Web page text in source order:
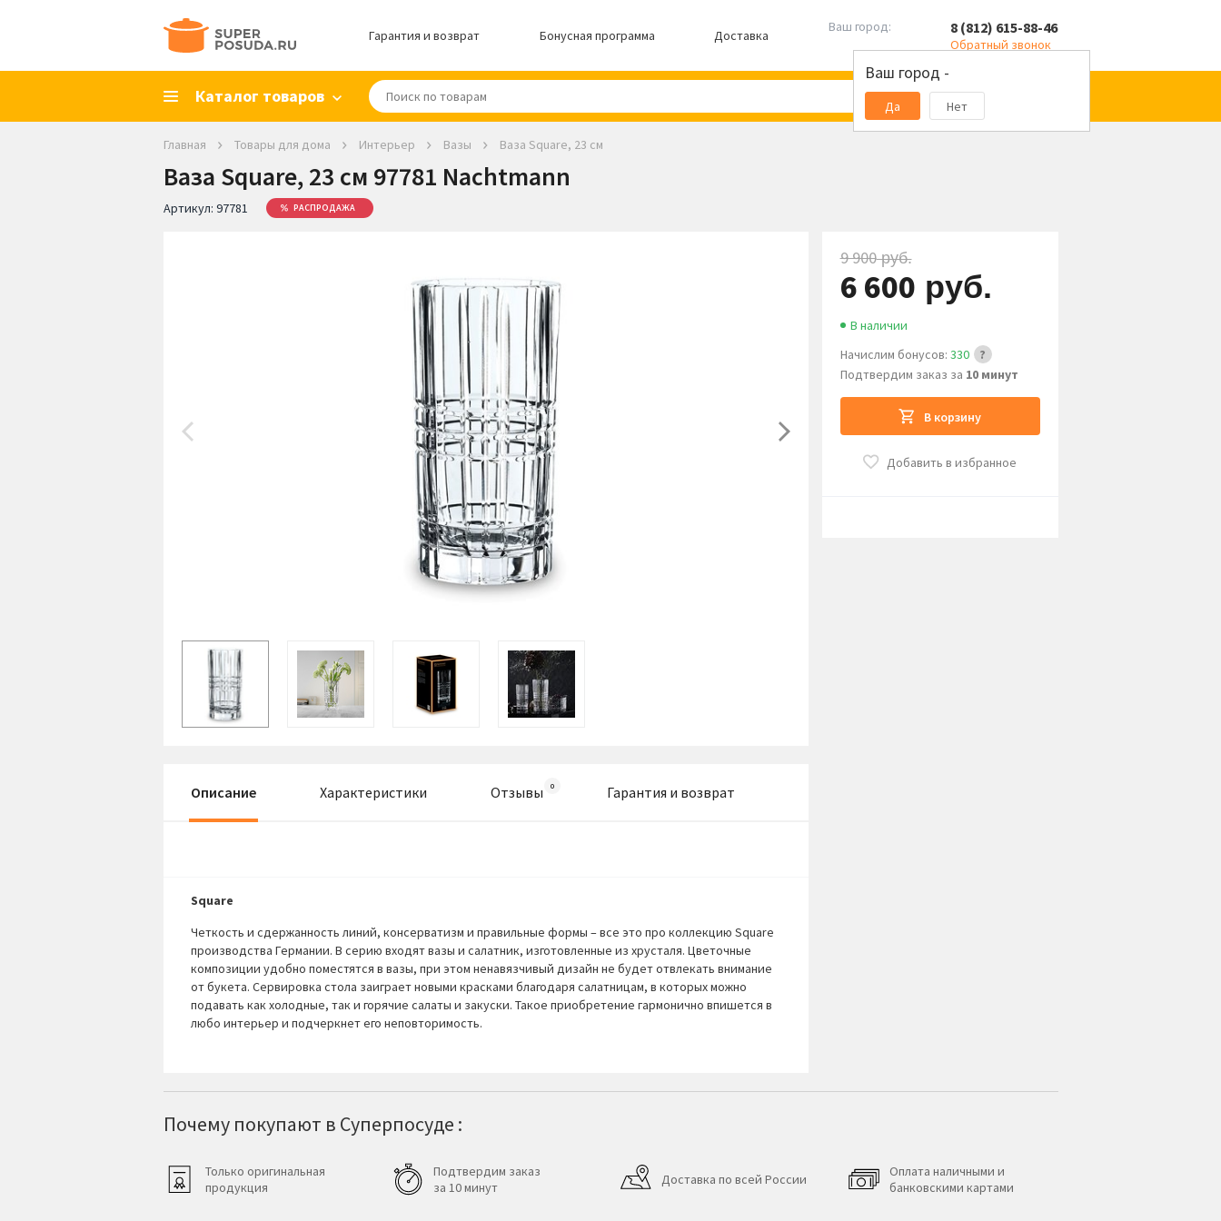
Гарантия и возврат Бонусная программа Доставка
Ваш город:
Ваш город -
Да Нет
8 (812) 615-88-46
Обратный звонок
Каталог товаров
Главная Товары для дома Интерьер Вазы Ваза Square, 23 см
Ваза Square, 23 см 97781 Nachtmann
Артикул: 97781 РАСПРОДАЖА
9 900руб.
6 600 руб.
Начислим бонусов: 330
Подтвердим заказ за 10 минут
В наличии
В корзину
Добавить в избранное
Описание Характеристики Отзывы Гарантия и возврат
Square
Четкость и сдержанность линий, консерватизм и правильные формы – все это про коллекцию Square
производства Германии. В серию входят вазы и салатник, изготовленные из хрусталя. Цветочные
композиции удобно поместятся в вазы, при этом ненавязчивый дизайн не будет отвлекать внимание
от букета. Сервировка стола заиграет новыми красками благодаря салатницам, в которых можно
подавать как холодные, так и горячие салаты и закуски. Такое приобретение гармонично впишется в
любо интерьер и подчеркнет его неповторимость.
Почему покупают в Суперпосуде :
Только оригинальная
продукция
Подтвердим заказ
за 10 минут
Доставка по всей России
Оплата наличными и
банковскими картами